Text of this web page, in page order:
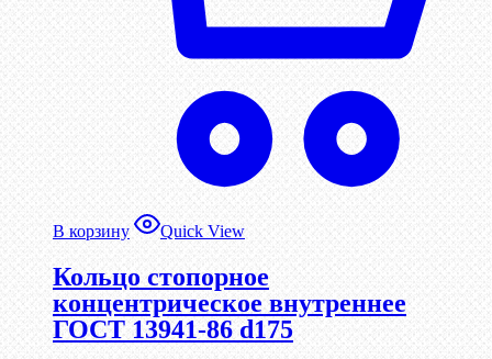
В корзину Quick View
Кольцо стопорное
концентрическое внутреннее
ГОСТ 13941-86 d175